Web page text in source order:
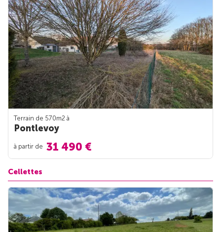
Terrain de 570m2 à
Pontlevoy
à partir de 31 490 €
Cellettes